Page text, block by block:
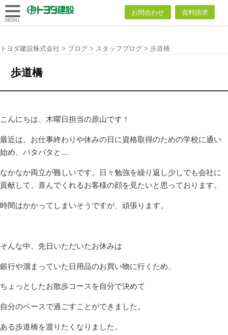
トヨダ建設
お問合わせ 資料請求
MENU
トヨダ建設株式会社 > ブログ > スタッフブログ > 歩道橋
歩道橋
こんにちは、木曜日担当の原山です！
最近は、お仕事終わりや休みの日に資格取得のための学校に通い
始め、バタバタと…
なかなか両立が難しいです。日々勉強を繰り返し少しでも会社に
貢献して、喜んでくれるお客様の顔を見たいと思っております。
時間はかかってしまいそうですが、頑張ります。
そんな中、先日いただいたお休みは
銀行や溜まっていた日用品のお買い物に行くため、
ちょっとしたお散歩コースを自分で決めて
自分のペースで過ごすことができました。
ある歩道橋を渡りたくなりました。